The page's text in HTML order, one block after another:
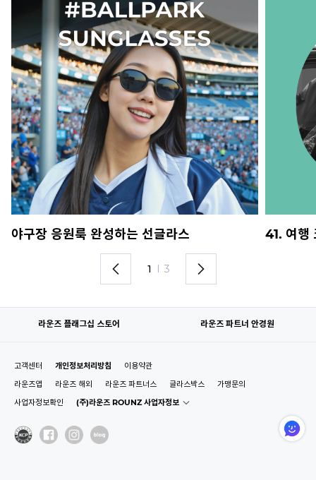
야구장 응원룩 완성하는 선글라스 41. 여행
1 I 3
라운즈 플래그십 스토어 라운즈 파트너 안경원
고객센터 개인정보처리방침
이용약관
라운즈앱
라운즈 해외 라운즈 파트너스 글라스박스
가맹문의
사업자정보확인
(주)라운즈 ROUNZ 사업자정보